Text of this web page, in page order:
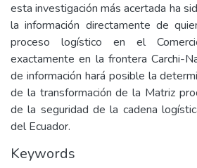
esta investigación más acertada ha
la información directamente de
proceso logístico en el
exactamente en la frontera Carchi-
de información hará posible la
de la transformación de la Matriz
de la seguridad de la cadena
del Ecuador.
Keywords